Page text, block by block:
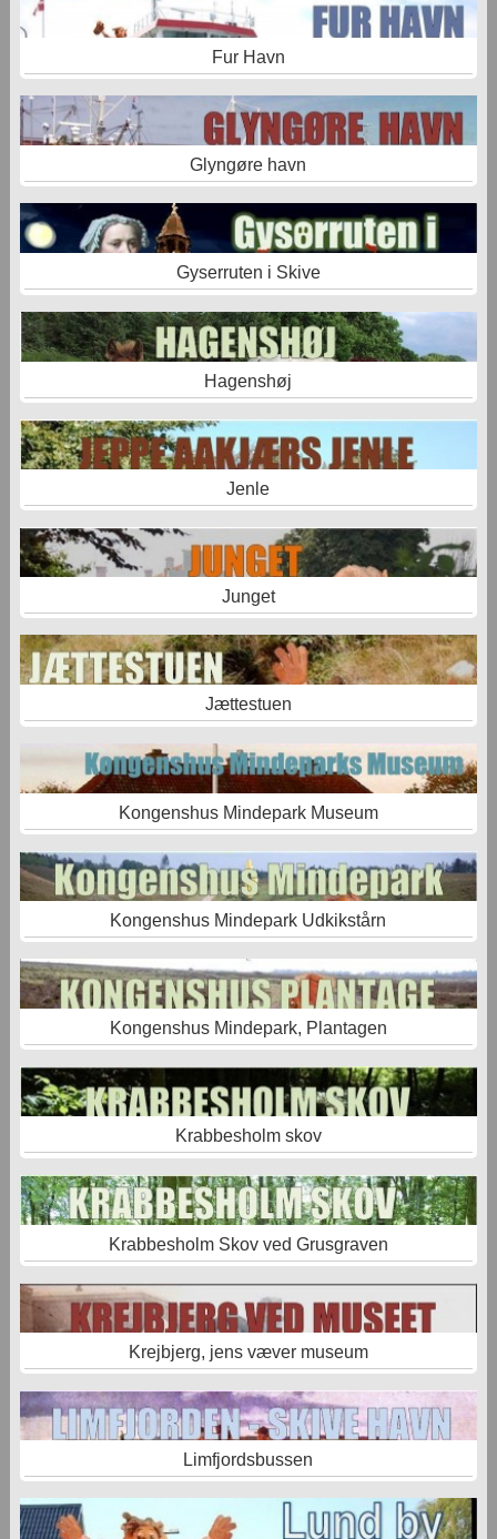
Fur Havn
Glyngøre havn
Gyserruten i Skive
Hagenshøj
Jenle
Junget
Jættestuen
Kongenshus Mindepark Museum
Kongenshus Mindepark Udkikstårn
Kongenshus Mindepark, Plantagen
Krabbesholm skov
Krabbesholm Skov ved Grusgraven
Krejbjerg, jens væver museum
Limfjordsbussen